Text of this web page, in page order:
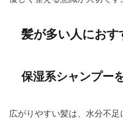
髪が多い人におす
保湿系シャンプー
広がりやすい髪は、水分不足